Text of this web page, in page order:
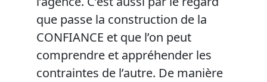
que passe la construction de la
CONFIANCE et que l’on peut
comprendre et appréhender les
contraintes de l’autre. De manière